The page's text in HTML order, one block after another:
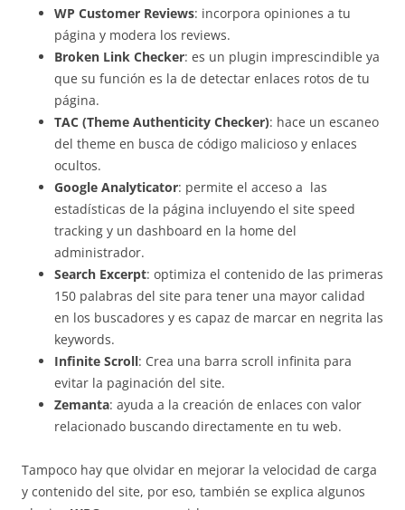
WP Customer Reviews: incorpora opiniones a tu
página y modera los reviews.
Broken Link Checker: es un plugin imprescindible ya
que su función es la de detectar enlaces rotos de tu
página.
TAC (Theme Authenticity Checker): hace un escaneo
del theme en busca de código malicioso y enlaces
ocultos.
Google Analyticator: permite el acceso a las
estadísticas de la página incluyendo el site speed
tracking y un dashboard en la home del
administrador.
Search Excerpt: optimiza el contenido de las primeras
150 palabras del site para tener una mayor calidad
en los buscadores y es capaz de marcar en negrita las
keywords.
Infinite Scroll: Crea una barra scroll infinita para
evitar la paginación del site.
Zemanta: ayuda a la creación de enlaces con valor
relacionado buscando directamente en tu web.
Tampoco hay que olvidar en mejorar la velocidad de carga
y contenido del site, por eso, también se explica algunos